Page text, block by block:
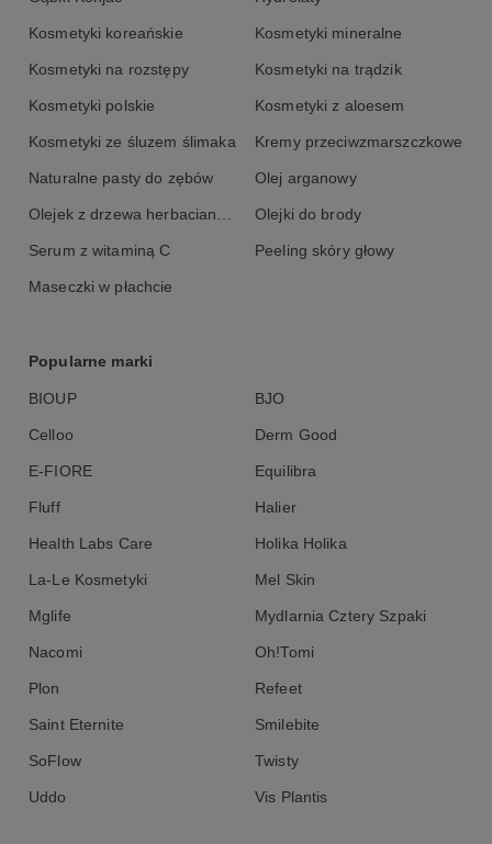
Kosmetyki koreańskie Kosmetyki mineralne
Kosmetyki na rozstępy Kosmetyki na trądzik
Kosmetyki polskie Kosmetyki z aloesem
Kosmetyki ze śluzem ślimaka Kremy przeciwzmarszczkowe
Naturalne pasty do zębów Olej arganowy
Olejek z drzewa herbacianego Olejki do brody
Serum z witaminą C Peeling skóry głowy
Maseczki w płachcie
Popularne marki
BIOUP BJO
Celloo Derm Good
E-FIORE Equilibra
Fluff Halier
Health Labs Care Holika Holika
La-Le Kosmetyki Mel Skin
Mglife Mydlarnia Cztery Szpaki
Nacomi Oh!Tomi
Plon Refeet
Saint Eternite Smilebite
SoFlow Twisty
Uddo Vis Plantis